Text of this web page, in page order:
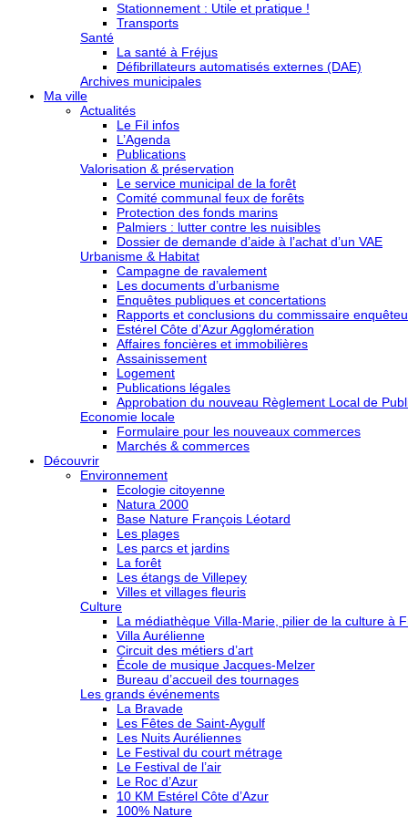
Stationnement : Utile et pratique !
Transports
Santé
La santé à Fréjus
Défibrillateurs automatisés externes (DAE)
Archives municipales
Ma ville
Actualités
Le Fil infos
L’Agenda
Publications
Valorisation & préservation
Le service municipal de la forêt
Comité communal feux de forêts
Protection des fonds marins
Palmiers : lutter contre les nuisibles
Dossier de demande d’aide à l’achat d’un VAE
Urbanisme & Habitat
Campagne de ravalement
Les documents d’urbanisme
Enquêtes publiques et concertations
Rapports et conclusions du commissaire
Estérel Côte d’Azur Agglomération
Affaires foncières et immobilières
Assainissement
Logement
Publications légales
Approbation du nouveau Règlement Local de
Economie locale
Formulaire pour les nouveaux commerces
Marchés & commerces
Découvrir
Environnement
Ecologie citoyenne
Natura 2000
Base Nature François Léotard
Les plages
Les parcs et jardins
La forêt
Les étangs de Villepey
Villes et villages fleuris
Culture
La médiathèque Villa-Marie, pilier de la culture à
Villa Aurélienne
Circuit des métiers d’art
École de musique Jacques-Melzer
Bureau d’accueil des tournages
Les grands événements
La Bravade
Les Fêtes de Saint-Aygulf
Les Nuits Auréliennes
Le Festival du court métrage
Le Festival de l’air
Le Roc d’Azur
10 KM Estérel Côte d’Azur
100% Nature